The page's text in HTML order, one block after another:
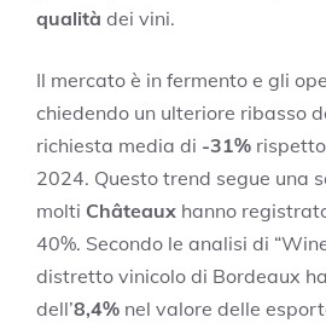
qualità dei vini.
Il mercato è in fermento e gli
chiedendo un ulteriore ribasso
richiesta media di -31%
2024. Questo trend segue una
molti Châteaux hanno
40%. Secondo le analisi di
distretto vinicolo di Bordeaux
dell’8,4% nel valore delle